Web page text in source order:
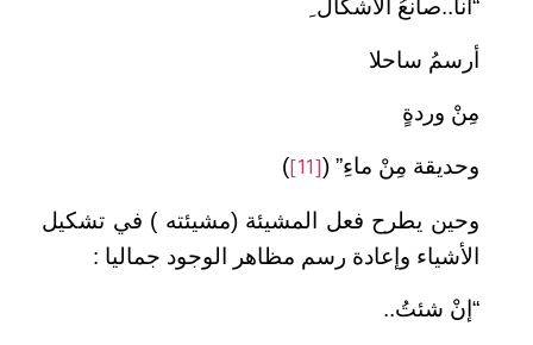
“أنا..صانعُ الأشكال ِ
أرسمُ ساحلا
مِنْ وردةٍ
وحديقة مِنْ ماءِ” ( )
وحين يطرح فعل المشيئة (مشيئته ) في تشكيل
الأشياء وإعادة رسم مظاهر الوجود جماليا :
“إنْ شئتُ..